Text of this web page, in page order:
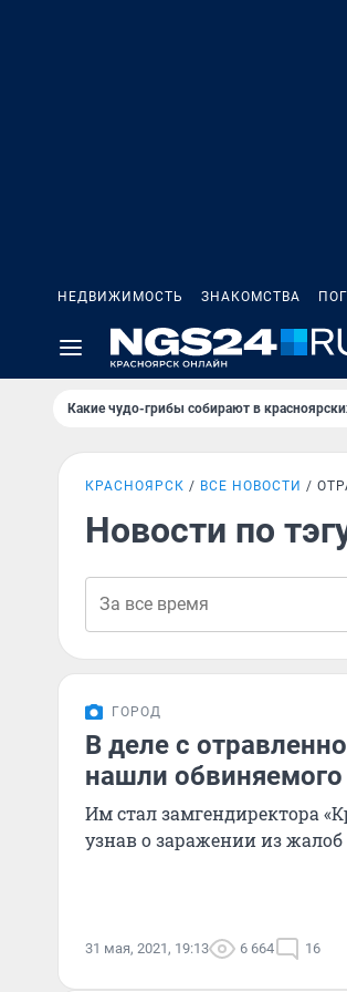
НЕДВИЖИМОСТЬ ЗНАКОМСТВА
Какие чудо-грибы собирают в
КРАСНОЯРСК ВСЕ НОВОСТИ
Новости по
ГОРОД
В деле с
нашли обвиняемого
Им стал замгендиректора
узнав о заражении из жалоб
31 мая, 2021, 19:13 6 664 16